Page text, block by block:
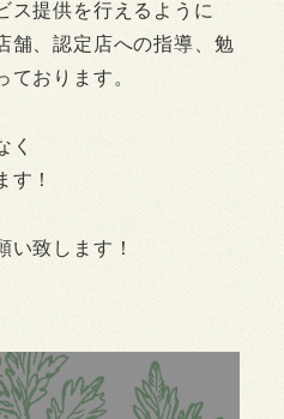
ス提供を行えるように
舗、認定店への指導、勉
ております。
く
す！
い致します！